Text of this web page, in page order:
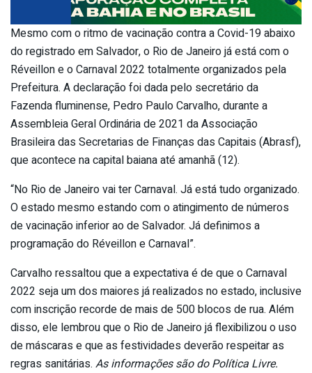
Mesmo com o ritmo de vacinação contra a Covid-19 abaixo
do registrado em Salvador, o Rio de Janeiro já está com o
Réveillon e o Carnaval 2022 totalmente organizados pela
Prefeitura. A declaração foi dada pelo secretário da
Fazenda fluminense, Pedro Paulo Carvalho, durante a
Assembleia Geral Ordinária de 2021 da Associação
Brasileira das Secretarias de Finanças das Capitais (Abrasf),
que acontece na capital baiana até amanhã (12).
“No Rio de Janeiro vai ter Carnaval. Já está tudo organizado.
O estado mesmo estando com o atingimento de números
de vacinação inferior ao de Salvador. Já definimos a
programação do Réveillon e Carnaval”.
Carvalho ressaltou que a expectativa é de que o Carnaval
2022 seja um dos maiores já realizados no estado, inclusive
com inscrição recorde de mais de 500 blocos de rua. Além
disso, ele lembrou que o Rio de Janeiro já flexibilizou o uso
de máscaras e que as festividades deverão respeitar as
regras sanitárias. As informações são do Política Livre.